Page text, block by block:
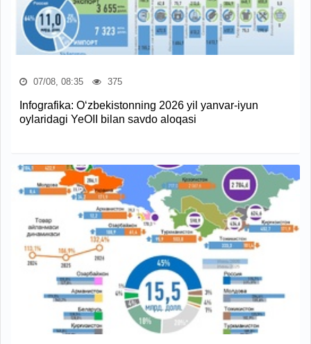
07/08, 08:35 375
Infografika: O‘zbekistonning 2026 yil yanvar-iyun
oylaridagi YeOII bilan savdo aloqasi